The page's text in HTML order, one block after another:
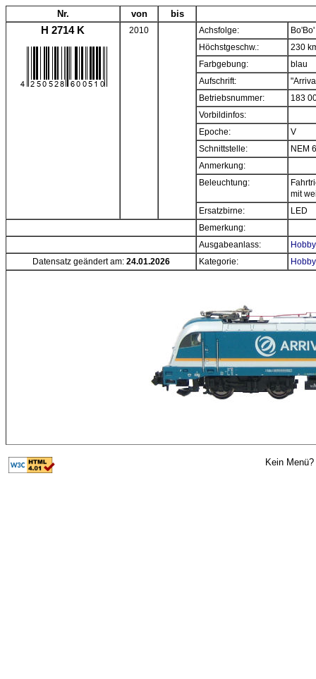
Nr. von bis
H 2714 K 2010 Achsfolge:
Bo'Bo'
Höchstgeschw.:
230
Farbgebung:
blau
Aufschrift:
Betriebsnummer:
183
Vorbildinfos:
Epoche:
V
Schnittstelle:
NEM
Anmerkung:
Beleuchtung:
mit
Ersatzbirne:
LED
Bemerkung:
Ausgabeanlass:
Datensatz geändert am: 24.01.2026 Kategorie:
Kein